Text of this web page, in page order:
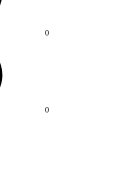
0
0